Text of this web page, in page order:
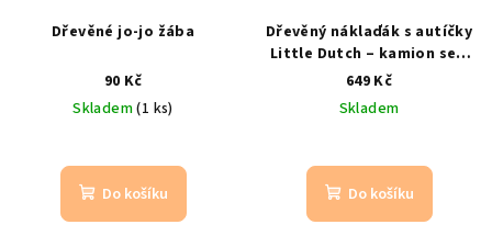
Dřevěné jo-jo žába
90 Kč
Skladem(1 ks)
Do košíku
Dřevěný náklaďák s autíčky
Little Dutch – kamion se 4
autyod 18 m
649 Kč
Skladem
Do košíku